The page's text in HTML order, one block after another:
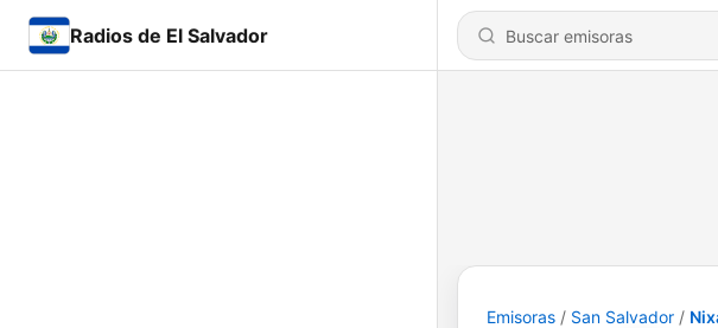
Radios de El Salvador
Emisoras San Salvador